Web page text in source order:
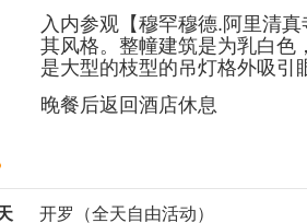
入内参观【穆罕穆德.阿里清
其风格。整幢建筑是为乳白色
是大型的枝型的吊灯格外吸引
晚餐后返回酒店休息
开罗（全天自由活动）